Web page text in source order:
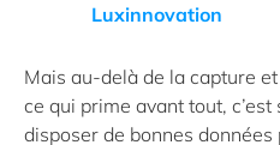
Luxinnovation
Mais au-delà de la capture
ce qui prime avant tout,
disposer de bonnes